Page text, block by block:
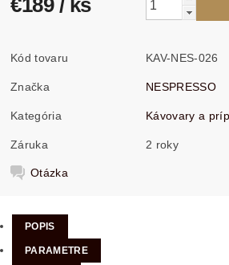
Kód tovaru KAV-NES-026
Značka NESPRESSO
Kategória Kávovary a
Záruka 2 roky
Otázka
POPIS
PARAMETRE